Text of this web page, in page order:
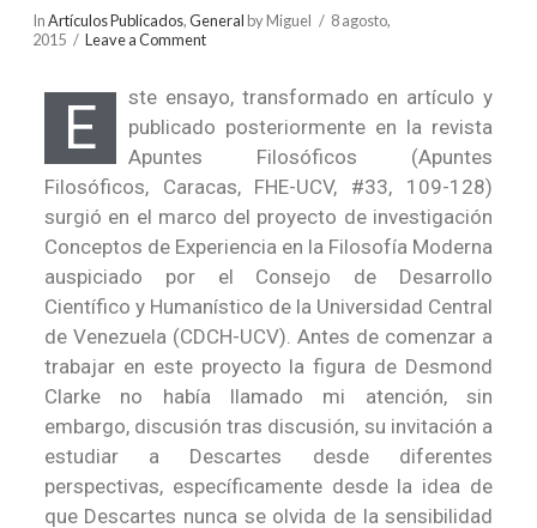
InArtículos Publicados,General by Miguel
8 agosto,
2015
Leave a Comment
E
ste ensayo, transformado en artículo y
publicado posteriormente en la revista
Apuntes Filosóficos (Apuntes
Filosóficos, Caracas, FHE-UCV, #33, 109-128)
surgió en el marco del proyecto de investigación
Conceptos de Experiencia en la Filosofía Moderna
auspiciado por el Consejo de Desarrollo
Científico y Humanístico de la Universidad Central
de Venezuela (CDCH-UCV). Antes de comenzar a
trabajar en este proyecto la figura de Desmond
Clarke no había llamado mi atención, sin
embargo, discusión tras discusión, su invitación a
estudiar a Descartes desde diferentes
perspectivas, específicamente desde la idea de
que Descartes nunca se olvida de la sensibilidad